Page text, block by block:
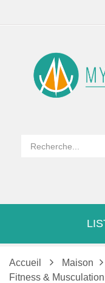
Accueil Maison
Fitness & Musculation